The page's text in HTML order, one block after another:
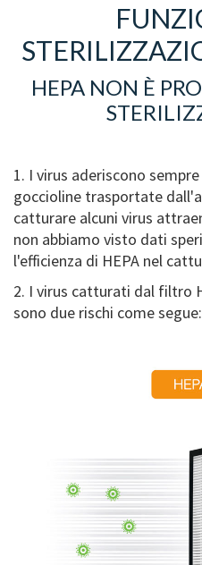
HEPA NON È
1. I virus aderiscono
goccioline trasportate
catturare alcuni virus
non abbiamo visto dati
l'efficienza di HEPA nel
2. I virus catturati dal filtro
sono due rischi come segue: